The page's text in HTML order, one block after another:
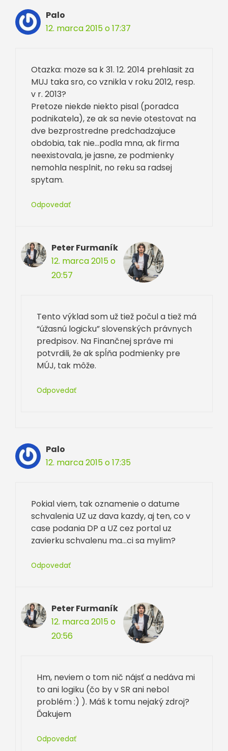
Palo
12. marca 2015 o 17:37
Otazka: moze sa k 31. 12. 2014 prehlasit za
MUJ taka sro, co vznikla v roku 2012, resp.
v r. 2013?
Pretoze niekde niekto pisal (poradca
podnikatela), ze ak sa nevie otestovat na
dve bezprostredne predchadzajuce
obdobia, tak nie…podla mna, ak firma
neexistovala, je jasne, ze podmienky
nemohla nesplnit, no reku sa radsej
spytam.
Odpovedať
Peter Furmaník
12. marca 2015 o
20:57
Tento výklad som už tiež počul a tiež má
“úžasnú logicku” slovenských právnych
predpisov. Na Finančnej správe mi
potvrdili, že ak spĺňa podmienky pre
MÚJ, tak môže.
Odpovedať
Palo
12. marca 2015 o 17:35
Pokial viem, tak oznamenie o datume
schvalenia UZ uz dava kazdy, aj ten, co v
case podania DP a UZ cez portal uz
zavierku schvalenu ma…ci sa mylim?
Odpovedať
Peter Furmaník
12. marca 2015 o
20:56
Hm, neviem o tom nič nájsť a nedáva mi
to ani logiku (čo by v SR ani nebol
problém :) ). Máš k tomu nejaký zdroj?
Ďakujem
Odpovedať